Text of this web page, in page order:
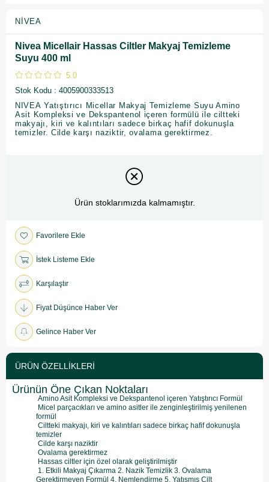
NIVEA
Nivea Micellair Hassas Ciltler Makyaj Temizleme
Suyu 400 ml
5.0
Stok Kodu
4005900333513
NIVEA Yatıştırıcı Micellar Makyaj Temizleme Suyu Amino
Asit Kompleksi ve Dekspantenol içeren formülü ile ciltteki
makyajı, kiri ve kalıntıları sadece birkaç hafif dokunuşla
temizler. Cilde karşı naziktir, ovalama gerektirmez.
Ürün stoklarımızda kalmamıştır.
Favorilere Ekle
İstek Listeme Ekle
Karşılaştır
Fiyat Düşünce Haber Ver
Gelince Haber Ver
ÜRÜN ÖZELLIKLERI
Ürünün Öne Çıkan Noktaları
Amino Asit Kompleksi ve Dekspantenol içeren Yatıştırıcı Formül
Micel parçacıkları ve amino asitler ile zenginleştirilmiş yenilenen
formül
Ciltteki makyajı, kiri ve kalıntıları sadece birkaç hafif dokunuşla
temizler
Cilde karşı naziktir
Ovalama gerektirmez
Hassas ciltler için özel olarak geliştirilmiştir
1. Etkili Makyaj Çıkarma 2. Nazik Temizlik 3. Ovalama
Gerektirmeyen Formül 4. Nemlendirme 5. Yatışmış Cilt